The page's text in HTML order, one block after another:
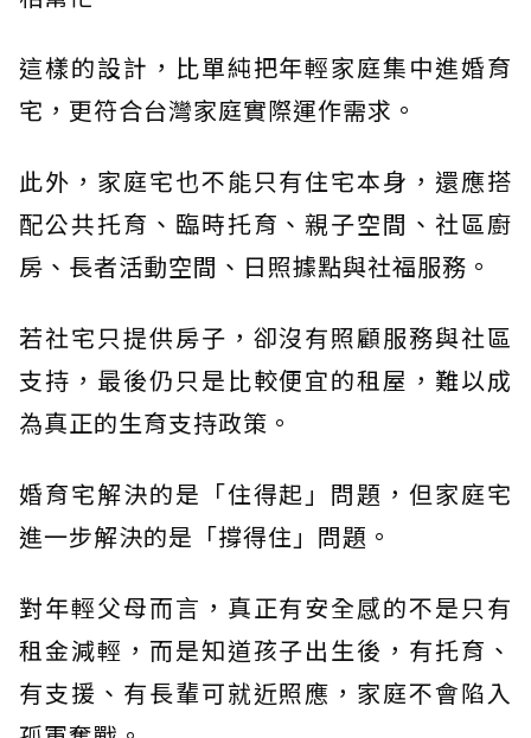
這樣的設計，比單純把年輕家庭集中進婚育
宅，更符合台灣家庭實際運作需求。
此外，家庭宅也不能只有住宅本身，還應搭
配公共托育、臨時托育、親子空間、社區廚
房、長者活動空間、日照據點與社福服務。
若社宅只提供房子，卻沒有照顧服務與社區
支持，最後仍只是比較便宜的租屋，難以成
為真正的生育支持政策。
婚育宅解決的是「住得起」問題，但家庭宅
進一步解決的是「撐得住」問題。
對年輕父母而言，真正有安全感的不是只有
租金減輕，而是知道孩子出生後，有托育、
有支援、有長輩可就近照應，家庭不會陷入